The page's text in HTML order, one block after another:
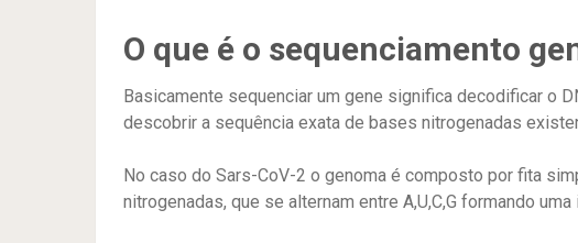
O que é o sequenciamento
Basicamente sequenciar um gene significa decodificar o
descobrir a sequência exata de bases nitrogenadas
No caso do Sars-CoV-2 o genoma é composto por fita
nitrogenadas, que se alternam entre A,U,C,G formando